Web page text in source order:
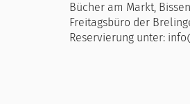
Bücher am Markt,
Freitagsbüro der
Reservierung unter: